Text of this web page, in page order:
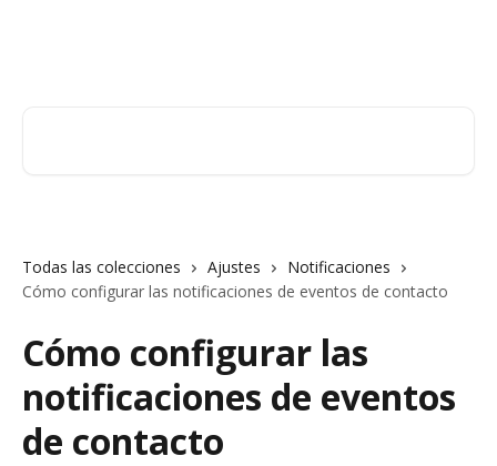
Todas las colecciones Ajustes
Notificaciones
Cómo configurar las notificaciones de eventos de contacto
Cómo configurar las
notificaciones de eventos
de contacto